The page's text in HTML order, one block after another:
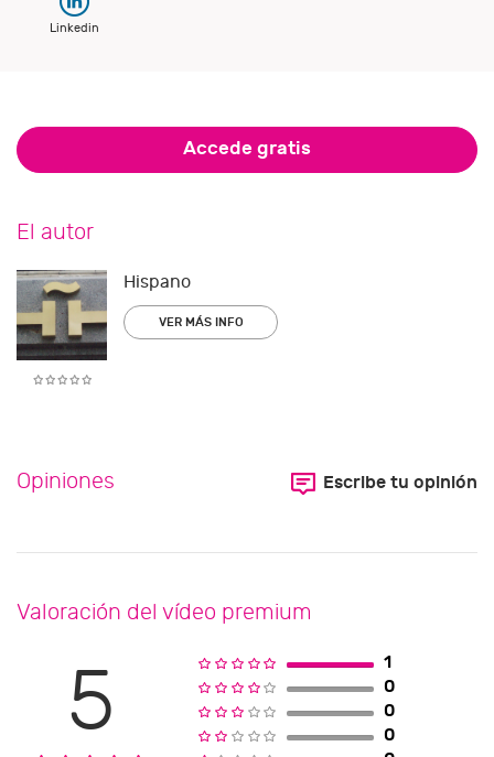
Linkedin
Accede gratis
El autor
Hispano
VER MÁS INFO
Opiniones Escribe tu opinión
Valoración del vídeo premium
5
1
0
0
0